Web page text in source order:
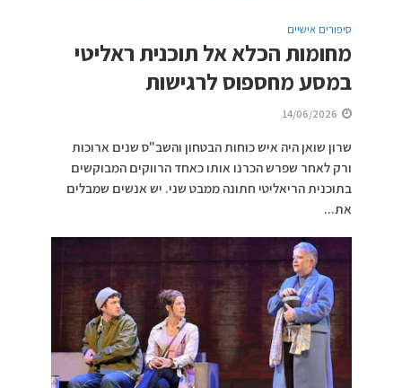
סיפורים אישיים
מחומות הכלא אל תוכנית ראליטי
במסע מחספוס לרגישות
14/06/2026
שרון שואן היה איש כוחות הבטחון והשב"ס שנים ארוכות
ורק לאחר שפרש הכרנו אותו כאחד הרווקים המבוקשים
בתוכנית הריאליטי חתונה ממבט שני. יש אנשים שמבלים
את...